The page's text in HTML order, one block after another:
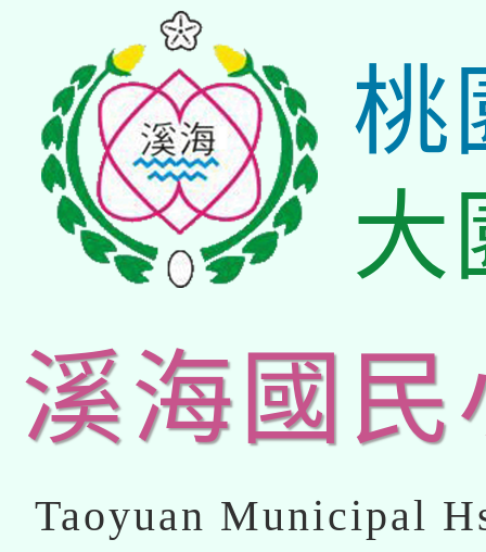
桃
大
溪海國民
Taoyuan Municipal